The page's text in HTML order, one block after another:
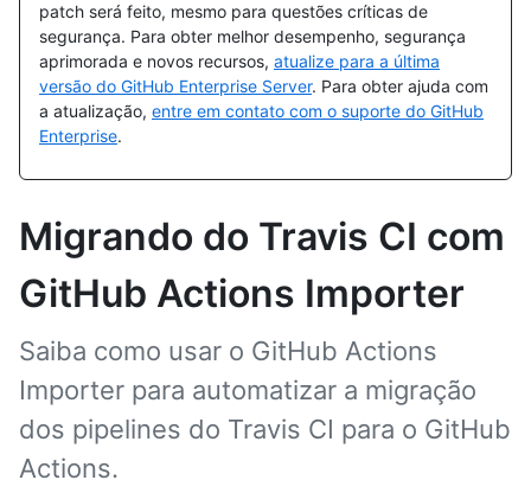
patch será feito, mesmo para questões críticas de
segurança. Para obter melhor desempenho, segurança
aprimorada e novos recursos, atualize para a última
versão do GitHub Enterprise Server. Para obter ajuda com
a atualização, entre em contato com o suporte do GitHub
Enterprise.
Migrando do Travis CI com
GitHub Actions Importer
Saiba como usar o GitHub Actions
Importer para automatizar a migração
dos pipelines do Travis CI para o GitHub
Actions.